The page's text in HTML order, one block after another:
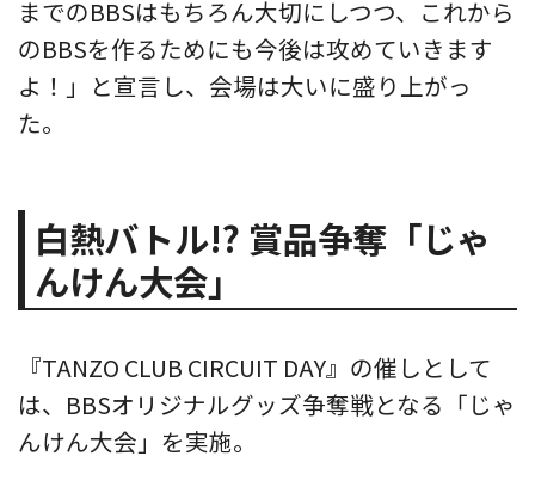
までのBBSはもちろん大切にしつつ、これから
のBBSを作るためにも今後は攻めていきます
よ！」と宣言し、会場は大いに盛り上がっ
た。
白熱バトル!? 賞品争奪「じゃ
んけん大会」
『TANZO CLUB CIRCUIT DAY』の催しとして
は、BBSオリジナルグッズ争奪戦となる「じゃ
んけん大会」を実施。